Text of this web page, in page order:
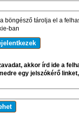
a böngésző tárolja el a
ban
akkor írd ide a
egy jelszókérő